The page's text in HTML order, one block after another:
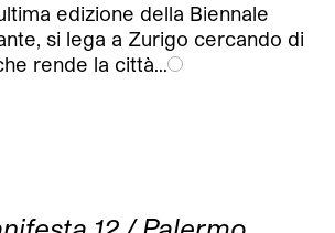
edizione della Biennale
si lega a Zurigo cercando di
rende la città…